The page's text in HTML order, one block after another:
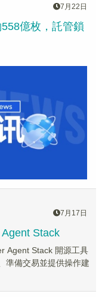
7月22日
億枚，託管鎖
7月17日
Stack
Agent Stack 開源工具
準備交易並提供操作建